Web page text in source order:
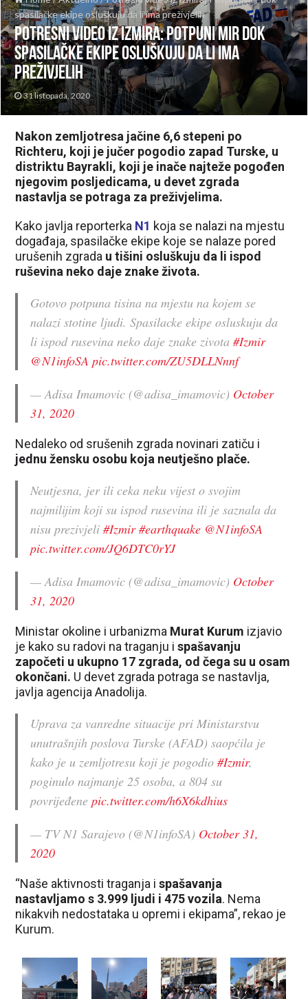
spasilačke ekipe osluškuju da li ima preživjelih
Potresni video iz Izmira: Potpuni mir dok
spasilačke ekipe osluškuju da li ima
preživjelih
31 listopada, 2020
Nakon zemljotresa jačine 6,6 stepeni po
Richteru, koji je jučer pogodio zapad Turske, u
distriktu Bayrakli, koji je inače najteže pogođen
njegovim posljedicama, u devet zgrada
nastavlja se potraga za preživjelima.
Kako javlja reporterka N1 koja se nalazi na mjestu
događaja, spasilačke ekipe koje se nalaze pored
urušenih zgrada u tišini osluškuju da li ispod
ruševina neko daje znake života.
Gotovo potpuna tisina na mjestu na kojem se
nalazi stotine ljudi. Spasilacke ekipe osluskuju da
li ispod rusevina neko daje znake zivota#Izmir
@N1infoSA pic.twitter.com/ZU5DLLNnnf
— Adisa Imamovic (@adisa_imamovic) October
31, 2020
Nedaleko od srušenih zgrada novinari zatiču i
jednu žensku osobu koja neutješno plače.
Neutjesna, jer ili ceka neku vijest o svojim
najmilijim koji su ispod rusevina ili je saznala da
nisu prezivjeli#Izmir #earthquake @N1infoSA
pic.twitter.com/JQ6DTC0rYJ
— Adisa Imamovic (@adisa_imamovic) October
31, 2020
Ministar okoline i urbanizma Murat Kurum izjavio
je kako su radovi na traganju ispašavanju
započeti u ukupno 17 zgrada, od čega su u osam
okončani. U devet zgrada potraga se nastavlja,
javlja agencija Anadolija.
Uprava za vanredne situacije pri Ministarstvu
unutrašnjih poslova Turske (AFAD) saopćila je
kako je u zemljotresu koji je pogodio#Izmir,
poginulo najmanje 25 osoba, a 804 su
povrijeđenepic.twitter.com/h6X6kdhius
— TV N1 Sarajevo (@N1infoSA) October 31,
2020
“Naše aktivnosti traganja ispašavanja
nastavljamo s 3.999 ljudi i 475 vozila. Nema
nikakvih nedostataka u opremi i ekipama”, rekao je
Kurum.